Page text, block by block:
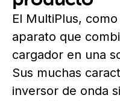
El MultiPlus,
aparato que
cargador en una
Sus muchas
inversor de onda